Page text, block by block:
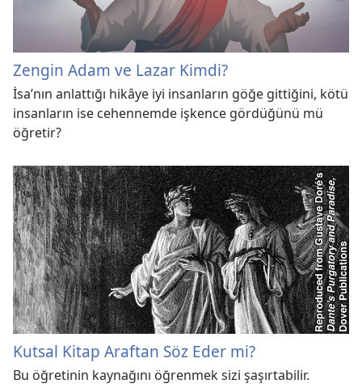
Zengin Adam ve Lazar Kimdi?
İsa’nın anlattığı hikâye iyi insanların göğe gittiğini, kötü
insanların ise cehennemde işkence gördüğünü mü
öğretir?
Kutsal Kitap Araftan Söz Eder mi?
Bu öğretinin kaynağını öğrenmek sizi şaşırtabilir.